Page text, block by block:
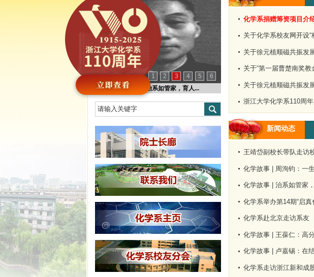
1 2 3 4 5
6
化学故事 | 治系如管家，育人...
化学系捐赠筹资项目介
关于化学系校友网开设
关于徐元植顺磁共振发
关于“第一届曹楚南奖教
关于徐元植顺磁共振发
浙江大学化学系110周
新闻动态
王靖岱副校长带队走访
化学故事 | 周洵钧：一
化学故事 | 治系如管家
化学系举办第14期“启真
化学系赴北京走访系友
化学故事 | 王葆仁：高
化学故事 | 卢嘉锡：在
化学系走访浙江新和成